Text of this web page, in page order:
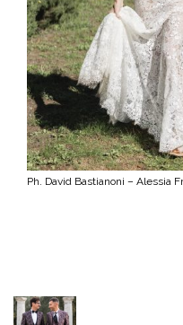
Ph. David Bastianoni – Alessia